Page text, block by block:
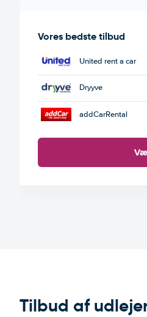
Vores bedste tilbud
United rent a car
Dryyve
addCarRental
Tilbud af